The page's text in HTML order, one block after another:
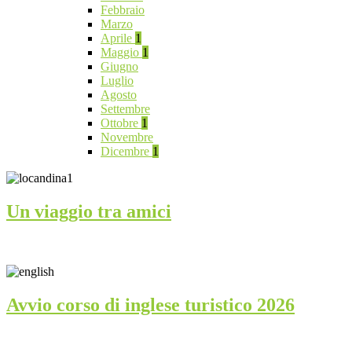
Febbraio
Marzo
Aprile 1
Maggio 1
Giugno
Luglio
Agosto
Settembre
Ottobre 1
Novembre
Dicembre 1
Un viaggio tra amici
Avvio corso di inglese turistico 2026